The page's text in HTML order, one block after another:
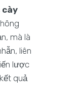
cày
mà là
liên
lược
quả